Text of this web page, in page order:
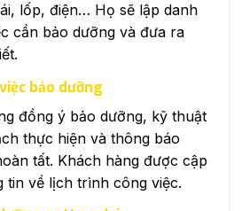
lốp, điện… Họ sẽ lập danh
cần bảo dưỡng và đưa ra
bảo dưỡng
đồng ý bảo dưỡng, kỹ thuật
thực hiện và thông báo
tất. Khách hàng được cập
tin về lịch trình công việc.